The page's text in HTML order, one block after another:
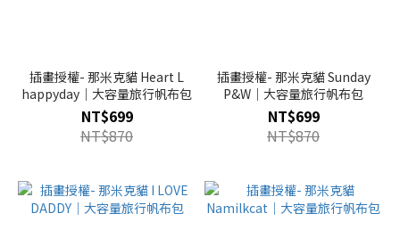
插畫授權- 那米克貓 Heart L
happyday｜大容量旅行帆布包
NT$699
NT$870
插畫授權- 那米克貓 Sunday
P&W｜大容量旅行帆布包
NT$699
NT$870